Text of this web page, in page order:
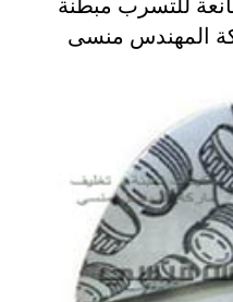
للتسرب مبطنة
المهندس منسى